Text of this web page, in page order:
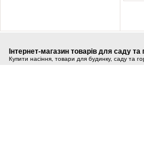
Інтернет-магазин товарів для саду
Купити насіння, товари для будинку, саду та